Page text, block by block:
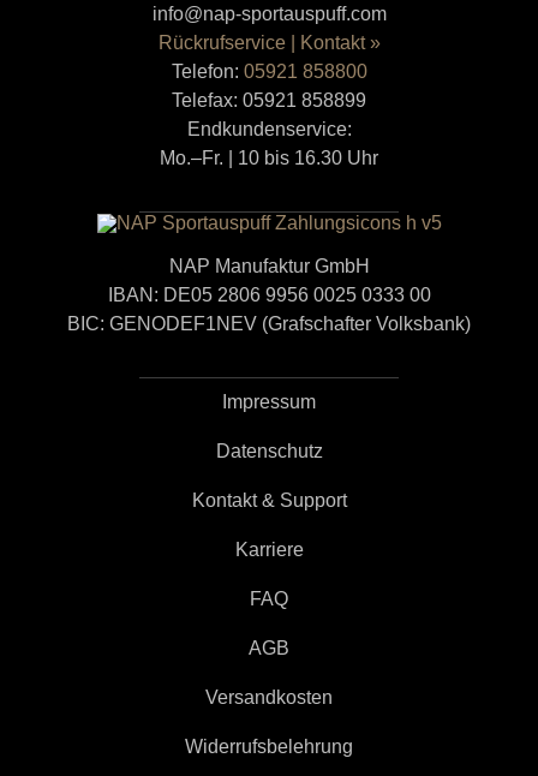
info@nap-sportauspuff.com
Rückrufservice | Kontakt »
Telefon: 05921 858800
Telefax: 05921 858899
Endkundenservice:
Mo.–Fr. | 10 bis 16.30 Uhr
NAP Manufaktur GmbH
IBAN: DE05 2806 9956 0025 0333 00
BIC: GENODEF1NEV (Grafschafter Volksbank)
Impressum
Datenschutz
Kontakt & Support
Karriere
FAQ
AGB
Versandkosten
Widerrufsbelehrung